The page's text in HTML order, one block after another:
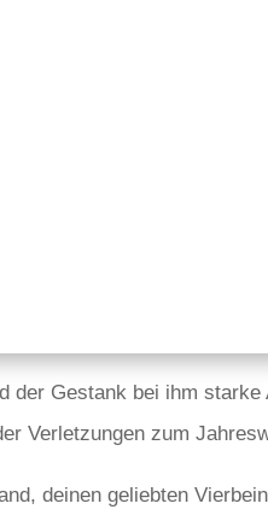
der Gestank bei ihm
Verletzungen zum
deinen geliebten